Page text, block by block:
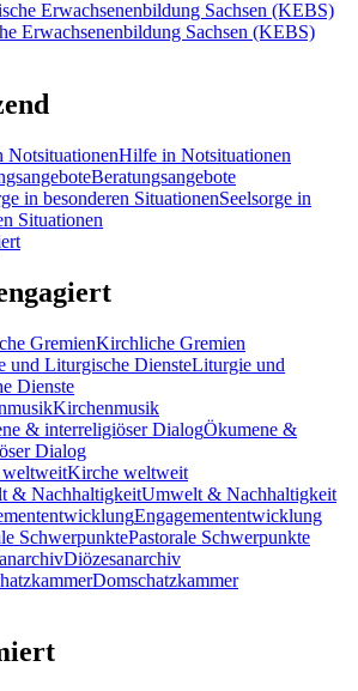
Erwachsenenbildung Sachsen (KEBS)
Hilfe in Notsituationen
Beratungsangebote
Seelsorge in
Situationen
Kirchliche Gremien
Liturgie und
Dienste
Kirchenmusik
Ökumene &
Dialog
Kirche weltweit
Umwelt & Nachhaltigkeit
Engagemententwicklung
Pastorale Schwerpunkte
Diözesanarchiv
Domschatzkammer